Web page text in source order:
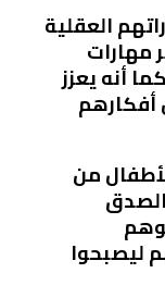
العقلية
مهارات
أنه يعزز
أفكارهم
من
ليصبحوا